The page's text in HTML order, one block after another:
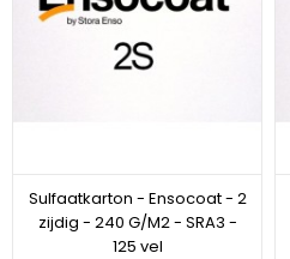
Sulfaatkarton - Ensocoat - 2
zijdig - 240 G/M2 - SRA3 -
125 vel